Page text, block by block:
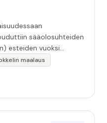
sääolosuhteiden
esteiden vuoksi
on oikein
jälkityöt tehtiin
itse maalareille:
maalaus